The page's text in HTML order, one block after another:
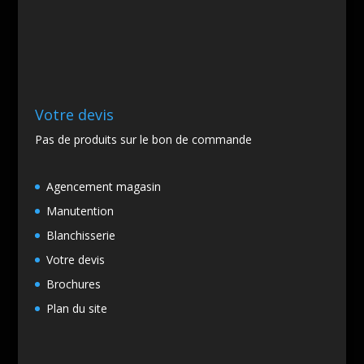
Votre devis
Pas de produits sur le bon de commande
Agencement magasin
Manutention
Blanchisserie
Votre devis
Brochures
Plan du site